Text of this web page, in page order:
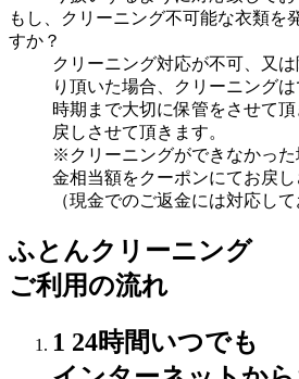
もし、クリーニング不可能な衣類を
すか？
クリーニング対応が不可、又
り頂いた場合、クリーニング
時期まで大切に保管をさせて
戻しさせて頂きます。
※クリーニングができなかっ
金相当額をクーポンにてお戻し
（現金でのご返金には対応して
ふとんクリーニング
ご利用の流れ
1 24時間いつでも